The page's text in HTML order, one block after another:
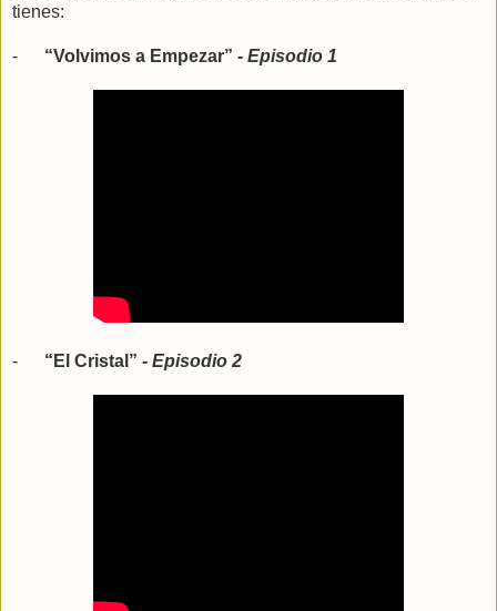
tienes:
- “Volvimos a Empezar” - Episodio 1
- “El Cristal” - Episodio 2